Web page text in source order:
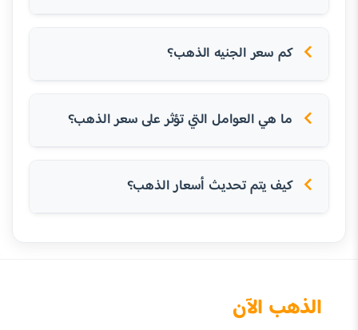
كم سعر الجنيه الذهب؟
ما هي العوامل التي تؤثر على سعر الذهب؟
كيف يتم تحديث أسعار الذهب؟
الذهب الآن